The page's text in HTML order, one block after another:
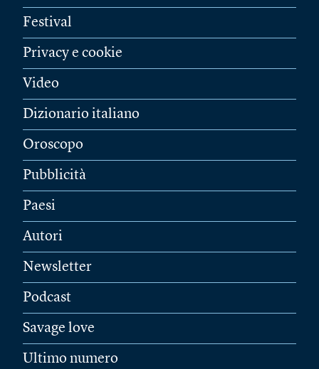
Festival
Privacy e cookie
Video
Dizionario italiano
Oroscopo
Pubblicità
Paesi
Autori
Newsletter
Podcast
Savage love
Ultimo numero